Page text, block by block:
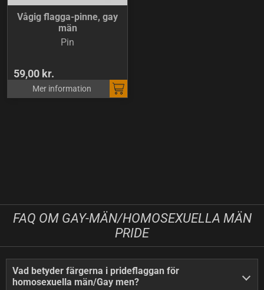
Vågig flagga-pinne, gay
män
Pin
59,00 kr.
Mer information
FAQ OM GAY-MÄN/HOMOSEXUELLA MÄN
PRIDE
Vad betyder färgerna i prideflaggan för
homosexuella män/Gay men?